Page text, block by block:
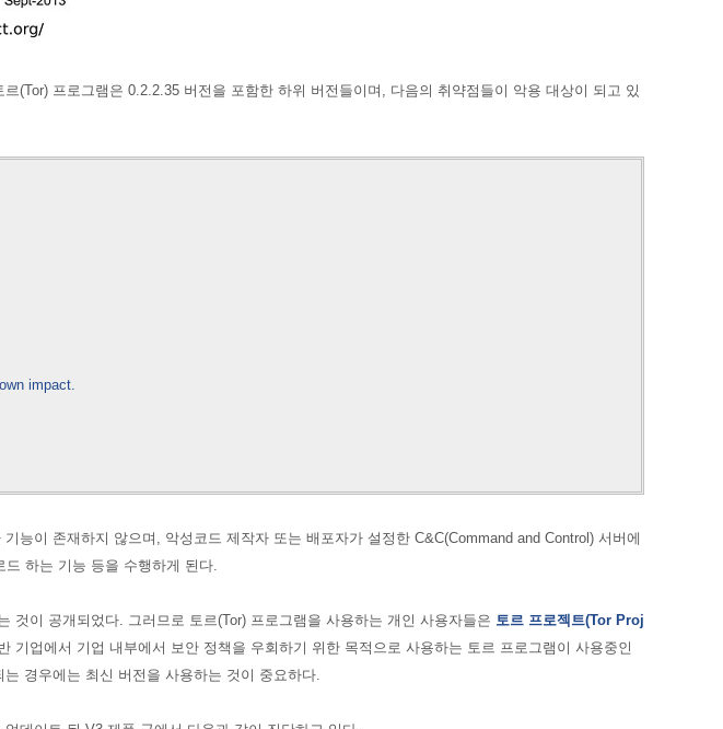
(Tor) 프로그램은 0.2.2.35 버전을 포함한 하위 버전들이며, 다음의 취약점들이 악용 대상이 되고 있
impact.
능이 존재하지 않으며, 악성코드 제작자 또는 배포자가 설정한 C&C(Command and Control) 서버에
하는 기능 등을 수행하게 된다.
것이 공개되었다. 그러므로 토르(Tor) 프로그램을 사용하는 개인 사용자들은 토르 프로젝트(Tor Proj
기업에서 기업 내부에서 보안 정책을 우회하기 위한 목적으로 사용하는 토르 프로그램이 사용중인
경우에는 최신 버전을 사용하는 것이 중요하다.